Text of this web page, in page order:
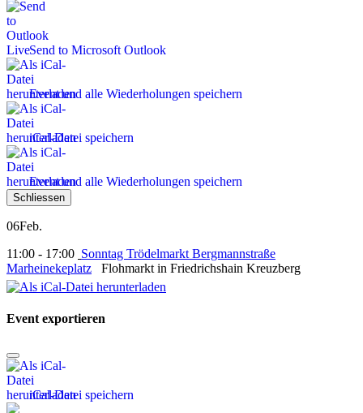
Send to Microsoft Outlook
Event und alle Wiederholungen speichern
iCal-Datei speichern
Event und alle Wiederholungen speichern
Schliessen
06Feb.
11:00 - 17:00 Sonntag Trödelmarkt Bergmannstraße
Marheinekeplatz Flohmarkt in Friedrichshain Kreuzberg
Event exportieren
iCal-Datei speichern